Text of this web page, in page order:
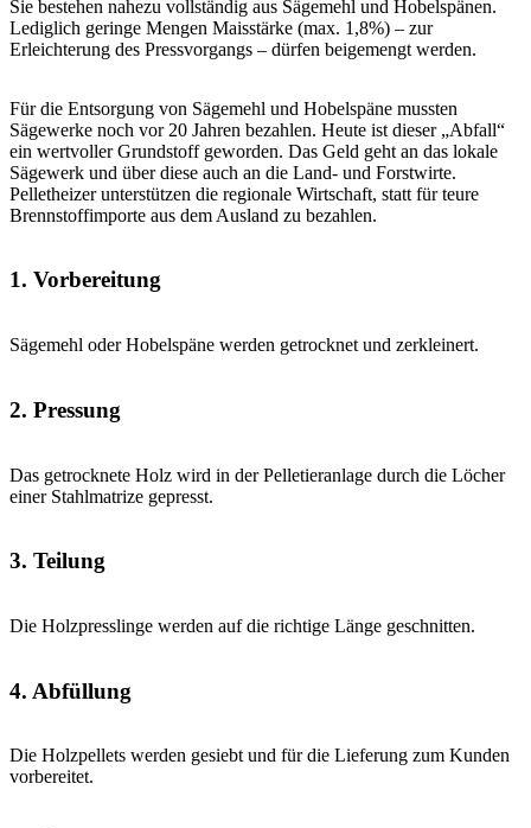
Sie bestehen nahezu vollständig aus Sägemehl und Hobelspänen.
Lediglich geringe Mengen Maisstärke (max. 1,8%) – zur
Erleichterung des Pressvorgangs – dürfen beigemengt werden.
Für die Entsorgung von Sägemehl und Hobelspäne mussten
Sägewerke noch vor 20 Jahren bezahlen. Heute ist dieser „Abfall“
ein wertvoller Grundstoff geworden. Das Geld geht an das lokale
Sägewerk und über diese auch an die Land- und Forstwirte.
Pelletheizer unterstützen die regionale Wirtschaft, statt für teure
Brennstoffimporte aus dem Ausland zu bezahlen.
1. Vorbereitung
Sägemehl oder Hobelspäne werden getrocknet und zerkleinert.
2. Pressung
Das getrocknete Holz wird in der Pelletieranlage durch die Löcher
einer Stahlmatrize gepresst.
3. Teilung
Die Holzpresslinge werden auf die richtige Länge geschnitten.
4. Abfüllung
Die Holzpellets werden gesiebt und für die Lieferung zum Kunden
vorbereitet.